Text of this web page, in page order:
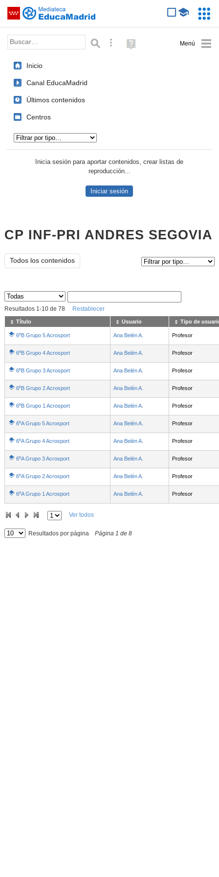
Saltar navegación
Palabra o frase: Búsqueda avanzada
Ayuda
(en
Inicio
Canal EducaMadrid
Últimos contenidos
Centros
Inicia sesión para aportar contenidos, crear listas de
reproducción...
Iniciar sesión
CP INF-PRI ANDRES SEGOVIA
Todos los contenidos
Sus archivos
Resultados 1 -10de 78 Restablecer
Título Usuario Tipo de
6⁰B Grupo 5 Acrosport Ana Belén A. Profesor
6⁰B Grupo 4 Acrosport Ana Belén A. Profesor
6⁰B Grupo 3 Acrosport Ana Belén A. Profesor
6⁰B Grupo 2 Acrosport Ana Belén A. Profesor
6⁰B Grupo 1 Acrosport Ana Belén A. Profesor
6⁰A Grupo 5 Acrosport Ana Belén A. Profesor
6⁰A Grupo 4 Acrosport Ana Belén A. Profesor
6⁰A Grupo 3 Acrosport Ana Belén A. Profesor
6⁰A Grupo 2 Acrosport Ana Belén A. Profesor
6⁰A Grupo 1 Acrosport Ana Belén A. Profesor
Ver todos
Resultados por página Página 1 de 8